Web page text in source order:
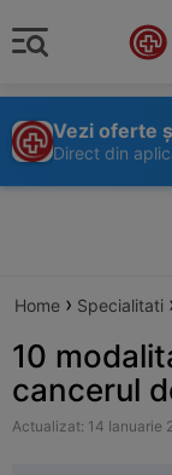
Vezi oferte
Direct din
Home › Specialitati
10
cancerul
Actualizat: 14 Ianuarie